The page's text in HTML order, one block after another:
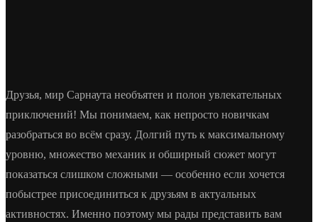
Друзья, мир Сарнаута необъятен и полон увлекательных
приключений! Мы понимаем, как непросто новичкам
разобраться во всём сразу. Долгий путь к максимальному
уровню, множество механик и обширный сюжет могут
показаться слишком сложными — особенно если хочется
побыстрее присоединиться к друзьям в актуальных
активностях. Именно поэтому мы рады представить вам